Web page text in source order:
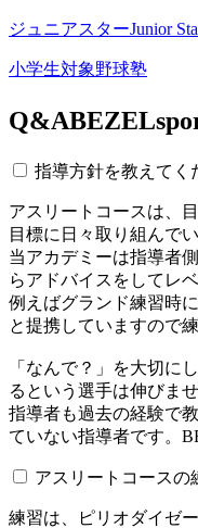
ジュニアスターJunior
小学生対象野球塾
Q&A
指導方針を教えてく
アスリートコースは、
目標に日々取り組んでい
当アカデミーは指導者
らアドバイスをしてレ
例えばグランド練習時
と提携していますので
「なんで？」を大切に
るという選手は伸びま
指導者も過去の経験で
ていない指導者です。
アスリートコースの
練習は、ピリオダイゼ